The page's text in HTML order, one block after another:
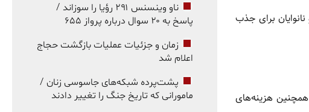
برای جذب
هزینه‌های
ناو وینسنس ۲۹۱ رؤیا را سوزاند /
پاسخ به ۲۰ سوال درباره پرواز ۶۵۵
زمان و جزئیات عملیات بازگشت حجاج
اعلام شد
پشت‌پرده شبکه‌های جاسوسی زنان /
مامورانی که تاریخ جنگ را تغییر دادند